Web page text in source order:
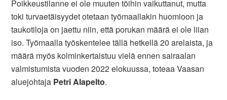
Poikkeustilanne ei ole muuten töihin vaikuttanut, mutta
toki turvaetäisyydet otetaan työmaallakin huomioon ja
taukotiloja on jaettu niin, että porukan määrä ei ole liian
iso. Työmaalla työskentelee tällä hetkellä 20 arelaista, ja
määrä myös kolminkertaistuu vielä ennen sairaalan
valmistumista vuoden 2022 elokuussa, toteaa Vaasan
aluejohtaja Petri Alapelto.